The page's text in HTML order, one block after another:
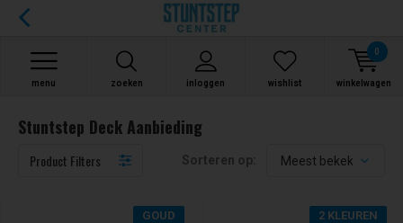
zoeken inloggen
menu wishlist winkelwagen
0
Stuntstep Deck Aanbieding
Product Filters Sorteren op:
GOUD 2 KLEUREN